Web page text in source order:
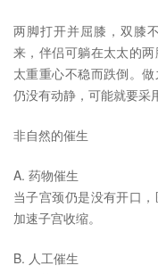
两脚打开并屈膝，双膝
来，伴侣可躺在太太的
太重重心不稳而跌倒。
仍没有动静，可能就要采
非自然的催生
A. 药物催生
当子宫颈仍是没有开口
加速子宫收缩。
B. 人工催生